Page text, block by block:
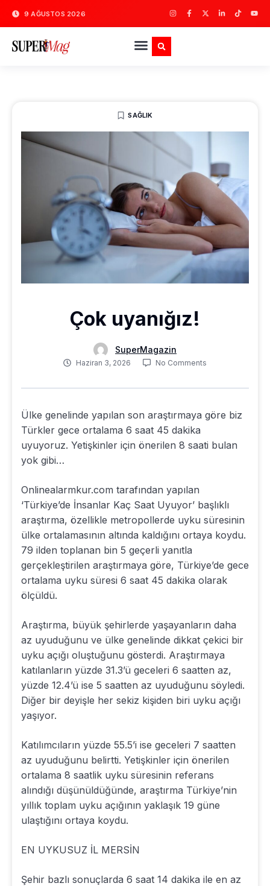
9 AĞUSTOS 2026
SAĞLIK
Çok uyanığız!
SuperMagazin
Haziran 3, 2026 No Comments
Ülke genelinde yapılan son araştırmaya göre biz
Türkler gece ortalama 6 saat 45 dakika
uyuyoruz. Yetişkinler için önerilen 8 saati bulan
yok gibi…
Onlinealarmkur.com tarafından yapılan
‘Türkiye’de İnsanlar Kaç Saat Uyuyor’ başlıklı
araştırma, özellikle metropollerde uyku süresinin
ülke ortalamasının altında kaldığını ortaya koydu.
79 ilden toplanan bin 5 geçerli yanıtla
gerçekleştirilen araştırmaya göre, Türkiye’de gece
ortalama uyku süresi 6 saat 45 dakika olarak
ölçüldü.
Araştırma, büyük şehirlerde yaşayanların daha
az uyuduğunu ve ülke genelinde dikkat çekici bir
uyku açığı oluştuğunu gösterdi. Araştırmaya
katılanların yüzde 31.3’ü geceleri 6 saatten az,
yüzde 12.4’ü ise 5 saatten az uyuduğunu söyledi.
Diğer bir deyişle her sekiz kişiden biri uyku açığı
yaşıyor.
Katılımcıların yüzde 55.5’i ise geceleri 7 saatten
az uyuduğunu belirtti. Yetişkinler için önerilen
ortalama 8 saatlik uyku süresinin referans
alındığı düşünüldüğünde, araştırma Türkiye’nin
yıllık toplam uyku açığının yaklaşık 19 güne
ulaştığını ortaya koydu.
EN UYKUSUZ İL MERSİN
Şehir bazlı sonuçlarda 6 saat 14 dakika ile en az